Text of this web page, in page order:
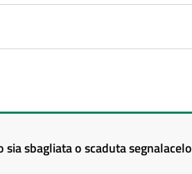
sbagliata o scaduta segnalacelo